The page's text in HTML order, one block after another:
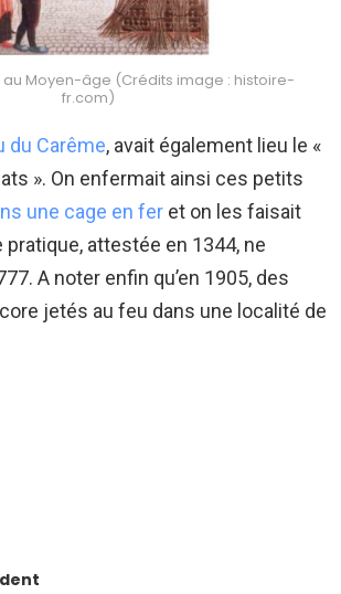
au Moyen-âge (Crédits image : histoire-
fr.com)
du Carême, avait également lieu le «
». On enfermait ainsi ces petits
une cage en fer et on les faisait
attestée en 1344, ne
A noter enfin qu’en 1905, des
jetés au feu dans une localité de